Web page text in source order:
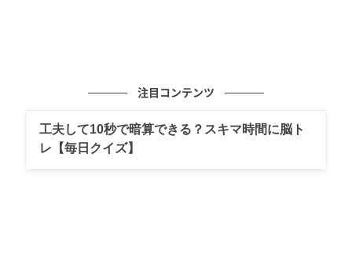
注目コンテンツ
工夫して10秒で暗算できる？スキマ時間に脳ト
レ【毎日クイズ】